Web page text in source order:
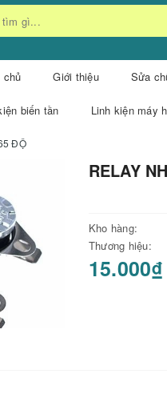
chủ Giới thiệu Sửa
biến tần Linh kiện máy
ĐỘ
RELAY
Kho hàng:
Thương hiệu:
15.000₫